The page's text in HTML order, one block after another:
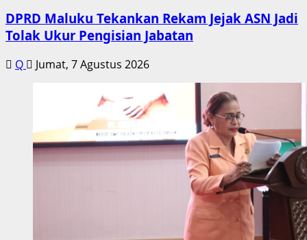
DPRD Maluku Tekankan Rekam Jejak ASN Jadi
Tolak Ukur Pengisian Jabatan
Q Jumat, 7 Agustus 2026